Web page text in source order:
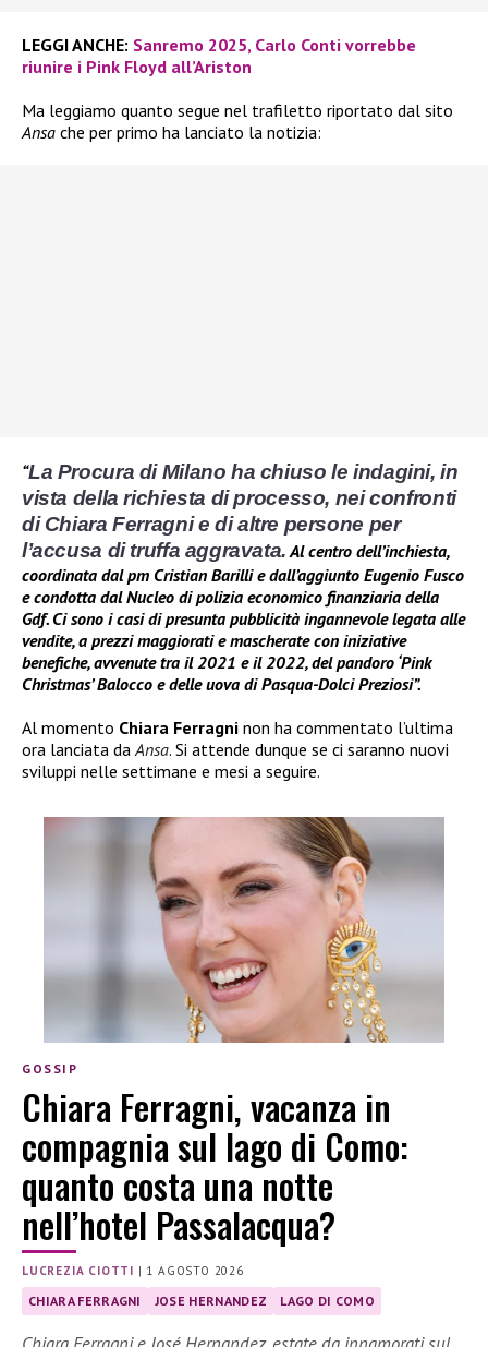
LEGGI ANCHE: Sanremo 2025, Carlo Conti vorrebbe
riunire i Pink Floyd all’Ariston
Ma leggiamo quanto segue nel trafiletto riportato dal sito
Ansa che per primo ha lanciato la notizia:
“La Procura di Milano ha chiuso le indagini, in
vista della richiesta di processo, nei confronti
diChiara Ferragnie di altre persone per
l’accusa di truffa aggravata.Al centro dell’inchiesta,
coordinata dal pm Cristian Barilli e dall’aggiunto Eugenio Fusco
e condotta dal Nucleo di polizia economico finanziaria della
Gdf. Ci sono i casi di presunta pubblicità ingannevole legata alle
vendite, a prezzi maggiorati e mascherate con iniziative
benefiche, avvenute tra il 2021 e il 2022, del pandoro ‘Pink
Christmas’ Balocco e delle uova di Pasqua-Dolci Preziosi”.
Al momento Chiara Ferragni non ha commentato l’ultima
ora lanciata daAnsa. Si attende dunque se ci saranno nuovi
sviluppi nelle settimane e mesi a seguire.
GOSSIP
Chiara Ferragni, vacanza in
compagnia sul lago di Como:
quanto costa una notte
nell’hotel Passalacqua?
LUCREZIA CIOTTI | 1 AGOSTO 2026
CHIARA FERRAGNI JOSE HERNANDEZ LAGO DI COMO